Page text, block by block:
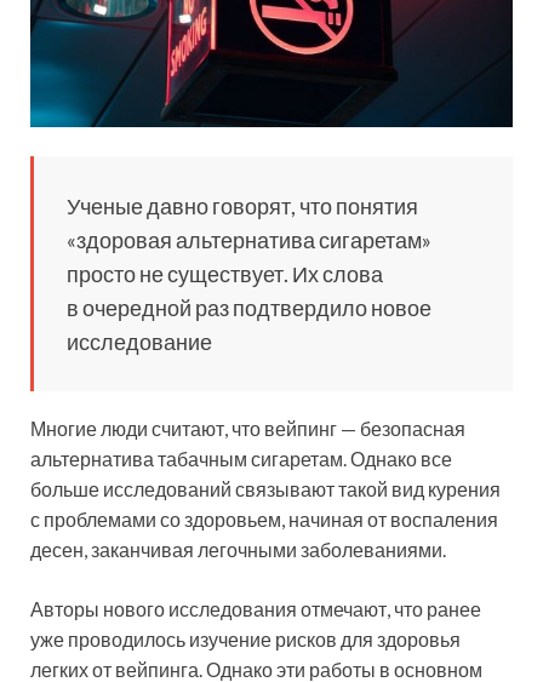
Ученые давно говорят, что понятия
«здоровая альтернатива сигаретам»
просто не существует. Их слова
в очередной раз подтвердило новое
исследование
Многие люди считают, что вейпинг — безопасная
альтернатива табачным сигаретам. Однако все
больше исследований связывают такой вид курения
с проблемами со здоровьем, начиная от воспаления
десен, заканчивая легочными заболеваниями.
Авторы нового исследования отмечают, что ранее
уже проводилось изучение рисков для здоровья
легких от вейпинга. Однако эти работы в основном